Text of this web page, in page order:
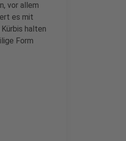
vor allem
es mit
halten
Form